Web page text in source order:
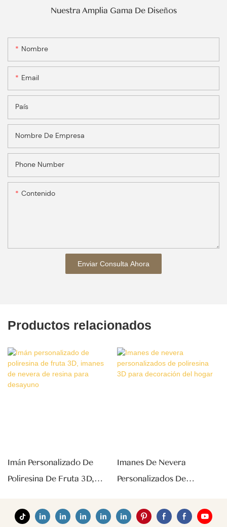
Nuestra Amplia Gama De Diseños
Nombre
Email
País
Nombre De Empresa
Phone Number
Contenido
Enviar Consulta Ahora
Productos relacionados
Imán Personalizado De
Poliresina De Fruta 3D,
Resina Para Desayuno
Imanes De Nevera
Personalizados De
Decoración Del Hogar